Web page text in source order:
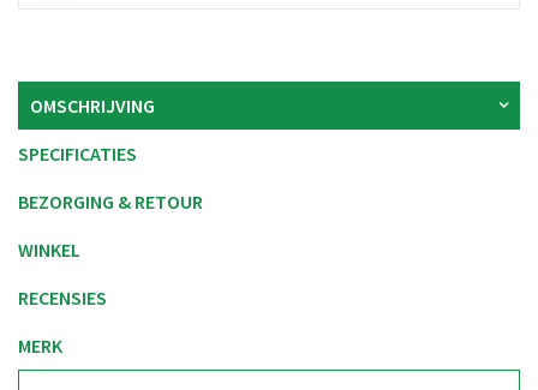
OMSCHRIJVING
SPECIFICATIES
BEZORGING & RETOUR
WINKEL
RECENSIES
MERK